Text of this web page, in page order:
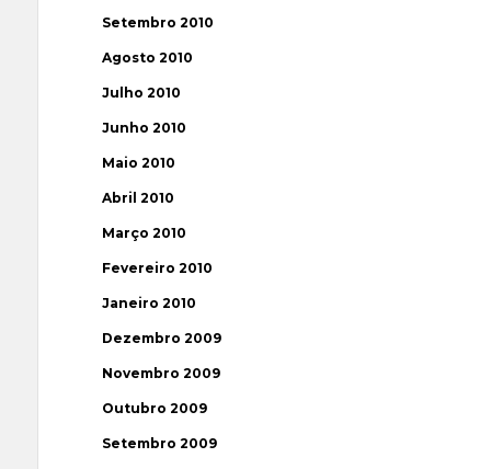
Setembro 2010
Agosto 2010
Julho 2010
Junho 2010
Maio 2010
Abril 2010
Março 2010
Fevereiro 2010
Janeiro 2010
Dezembro 2009
Novembro 2009
Outubro 2009
Setembro 2009